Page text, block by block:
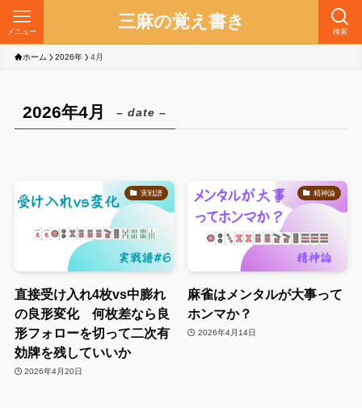
三麻の覚え書き 検索
メニュー
ホーム 2026年 4月
2026年4月 – date –
実戦譜
直接受け入れ4枚vs中膨れ
の良形変化 何枚差なら良
形フォローを切って二次有
効牌を残していいか
2026年4月20日
精神論
麻雀はメンタルが大事って
ホンマか？
2026年4月14日